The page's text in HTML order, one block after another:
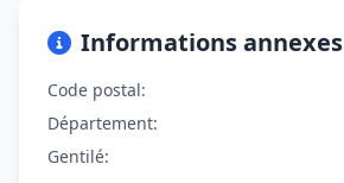
Informations annexes
Code postal:
Département:
Gentilé: